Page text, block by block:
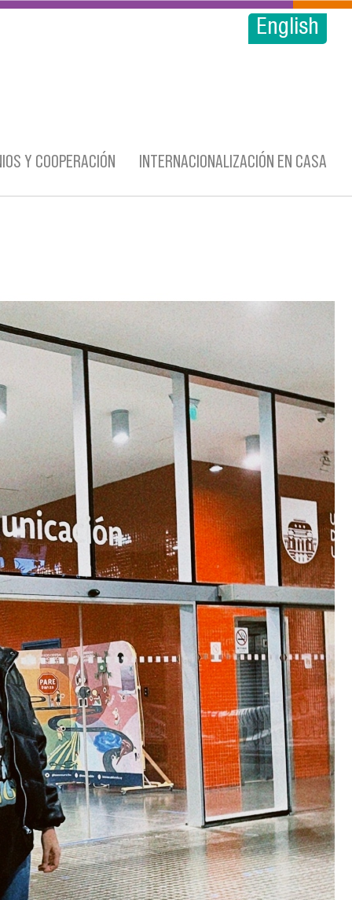
English
Y COOPERACIÓN INTERNACIONALIZACIÓN EN CASA